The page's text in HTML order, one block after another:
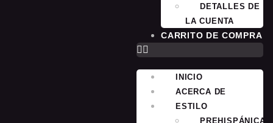
DETALLES DE
LA CUENTA
CARRITO DE COMPRA
INICIO
ACERCA DE
ESTILO
PREHISPÁNICA